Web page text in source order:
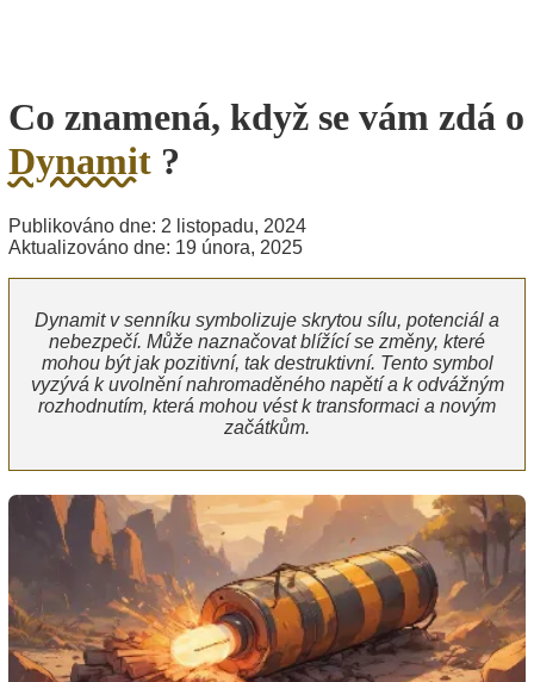
Co znamená, když se vám zdá o
Dynamit ?
Publikováno dne: 2 listopadu, 2024
Aktualizováno dne: 19 února, 2025
Dynamit v senníku symbolizuje skrytou sílu, potenciál a
nebezpečí. Může naznačovat blížící se změny, které
mohou být jak pozitivní, tak destruktivní. Tento symbol
vyzývá k uvolnění nahromaděného napětí a k odvážným
rozhodnutím, která mohou vést k transformaci a novým
začátkům.